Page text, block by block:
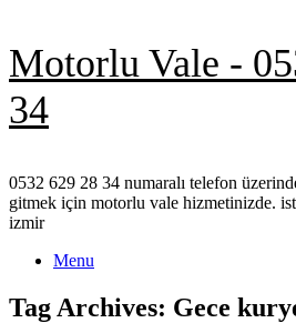
Skip
to
content
Motorlu Vale -
34
0532 629 28 34 numaralı telefon
gitmek için motorlu vale hizmetinizde.
izmir
Menu
Tag Archives: Gece